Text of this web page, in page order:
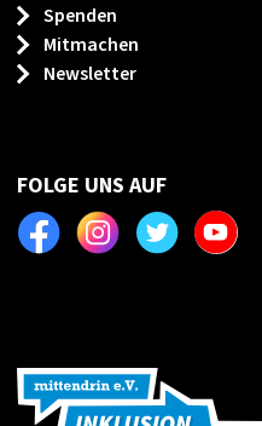
Spenden
Mitmachen
Newsletter
FOLGE UNS AUF
FacebookInstagramTwitter